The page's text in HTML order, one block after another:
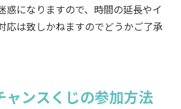
惑になりますので、時間の延長やイ
応は致しかねますのでどうかご了承
ンスくじの参加方法